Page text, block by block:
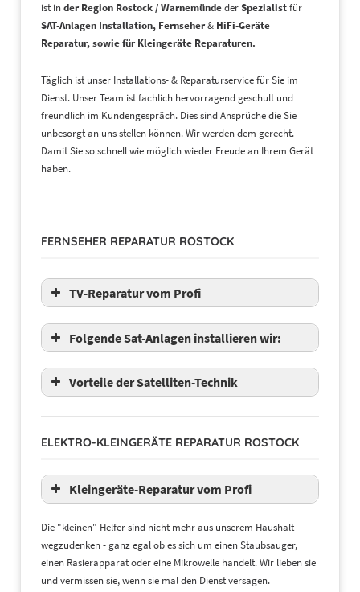
ist inder Region Rostock / WarnemündederSpezialistfür
SAT-Anlagen Installation, Fernseher& HiFi-Geräte
Reparatur, sowie für Kleingeräte Reparaturen.
Täglich ist unser Installations- & Reparaturservice für Sie im
Dienst. Unser Team ist fachlich hervorragend geschult und
freundlich im Kundengespräch. Dies sind Ansprüche die Sie
unbesorgt an uns stellen können. Wir werden dem gerecht.
Damit Sie so schnell wie möglich wieder Freude an Ihrem Gerät
haben.
FERNSEHER REPARATUR ROSTOCK
TV-Reparatur vom Profi
Folgende Sat-Anlagen installieren wir:
Fuba
Hirschmann
Humax
Selfsat
Wavefrontier
Vorteile der Satelliten-Technik
ELEKTRO-KLEINGERÄTE REPARATUR ROSTOCK
Kleingeräte-Reparatur vom Profi
Die "kleinen" Helfer sind nicht mehr aus unserem Haushalt
wegzudenken - ganz egal ob es sich um einen Staubsauger,
einen Rasierapparat oder eine Mikrowelle handelt. Wir lieben sie
und vermissen sie, wenn sie mal den Dienst versagen.